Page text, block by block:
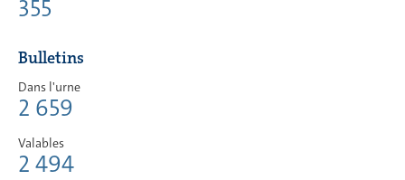
355
Bulletins
Dans l'urne
2 659
Valables
2 494